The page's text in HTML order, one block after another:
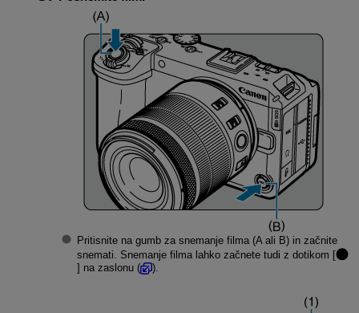
Pritisnite na gumb za snemanje filma (A ali B) in začnite
snemati. Snemanje filma lahko začnete tudi z dotikom [
] na zaslonu (
).